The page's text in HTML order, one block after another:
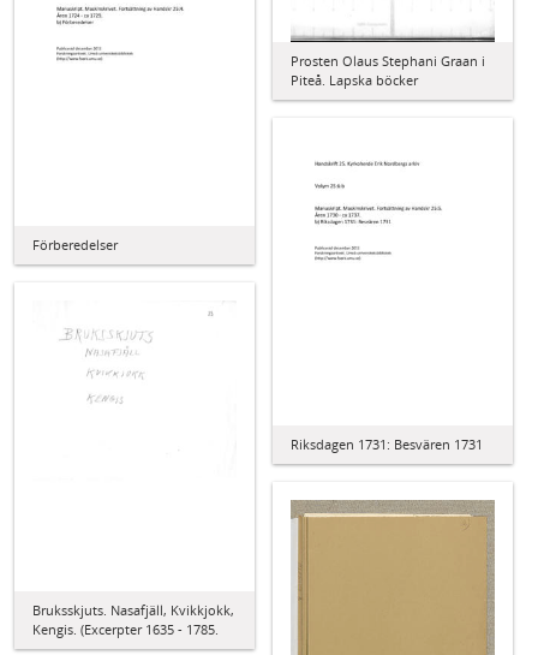
Prosten Olaus Stephani Graan i
Piteå. Lapska böcker
Förberedelser
Riksdagen 1731: Besvären 1731
Bruksskjuts. Nasafjäll, Kvikkjokk,
Kengis. (Excerpter 1635 - 1785.